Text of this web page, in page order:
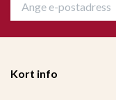
Kort info